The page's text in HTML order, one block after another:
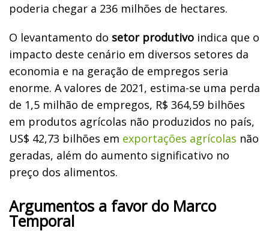
poderia chegar a 236 milhões de hectares.
O levantamento do setor produtivo indica que o
impacto deste cenário em diversos setores da
economia e na geração de empregos seria
enorme. A valores de 2021, estima-se uma perda
de 1,5 milhão de empregos, R$ 364,59 bilhões
em produtos agrícolas não produzidos no país,
US$ 42,73 bilhões em exportações agrícolas não
geradas, além do aumento significativo no
preço dos alimentos.
Argumentos a favor do Marco
Temporal